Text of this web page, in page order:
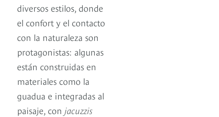
diversos estilos, donde
el confort y el contacto
con la naturaleza son
protagonistas: algunas
están construidas en
materiales como la
guadua e integradas al
paisaje, con jacuzzis